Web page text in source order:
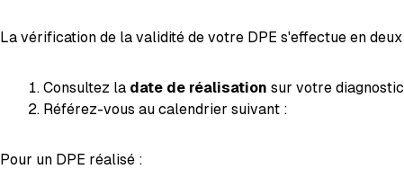
La vérification de la validité de votre DPE s'effectue en
Consultez la date de réalisation sur votre diagnostic
Référez-vous au calendrier suivant :
Pour un DPE réalisé :